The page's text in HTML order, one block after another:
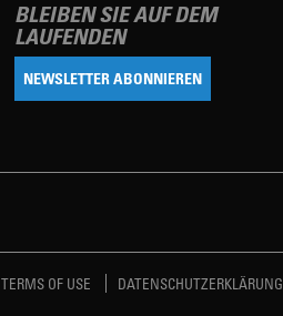
BLEIBEN SIE AUF DEM
LAUFENDEN
NEWSLETTER ABONNIEREN
TERMS OF USE DATENSCHUTZERKLÄRUNG